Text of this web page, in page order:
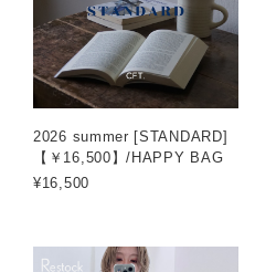
2026 summer [STANDARD]
【￥16,500】/HAPPY BAG
¥16,500